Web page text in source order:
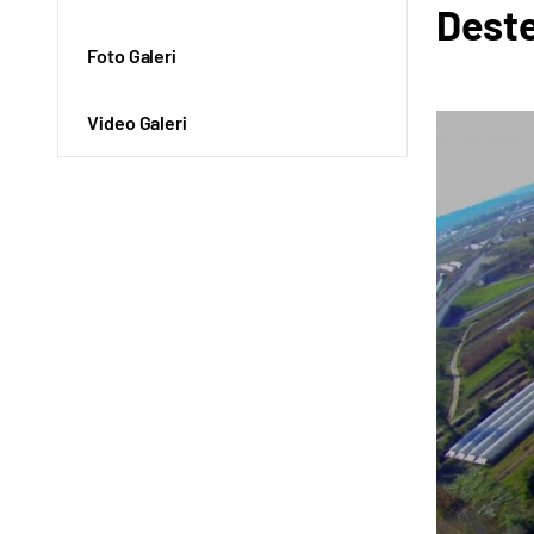
Foto Galeri
Video Galeri